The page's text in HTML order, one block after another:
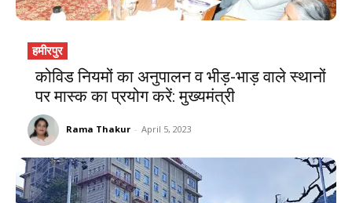
हमीरपुर
कोविड नियमों का अनुपालन व भीड़-भाड़ वाले स्थानों
पर मास्क का प्रयोग करें: मुख्यमंत्री
Rama Thakur - April 5, 2023